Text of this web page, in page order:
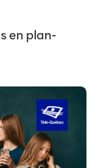
en plan-